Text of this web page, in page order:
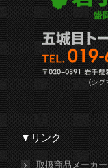
▼リンク
取扱商品メーカー